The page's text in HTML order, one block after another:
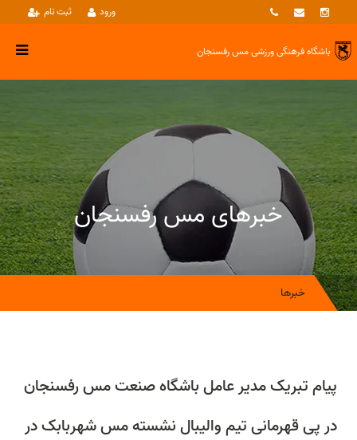
ثبت نام ورود
باشگاه فرهنگی ورزشیمس رفسنجان
خبرهای مس رفسنجان
خبرها
پیام تبریک مدیر عامل باشگاه صنعت مس رفسنجان
در پی قهرمانی تیم والیبال نشسته مس شهربابک در